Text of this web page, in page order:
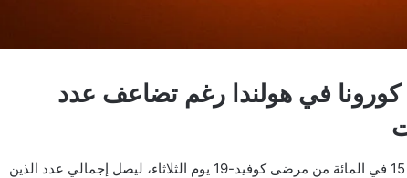
في هولندا رغم تضاعف عدد
عالجت المستشفيات الهولندية ارتفاع نسبته 15 في المائة من مرضى كوفيد-19 يوم الثلاثاء، ليصل إجمالي عدد الذين